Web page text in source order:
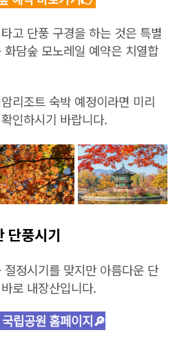
고 단풍 구경을 하는 것은 특별
담숲 모노레일 예약은 치열합
리조트 숙박 예정이라면 미리
인하시기 바랍니다.
단풍시기
정시기를 맞지만 아름다운 단
로 내장산입니다.
립공원 홈페이지🔎